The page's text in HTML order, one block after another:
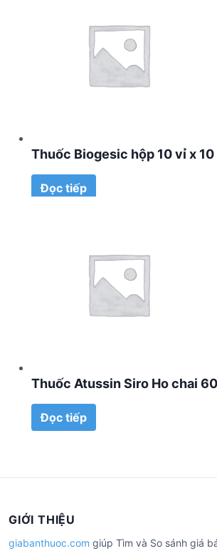
Thuốc Biogesic hộp 10 vỉ x
Đọc tiếp
Thuốc Atussin Siro Ho chai
Đọc tiếp
GIỚI THIỆU
giabanthuoc.com giúp Tìm và So sánh giá